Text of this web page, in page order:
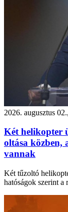
2026. augusztus
Két helikopter
oltása közben,
vannak
Két tűzoltó
hatóságok szerint a